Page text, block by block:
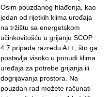
Osim pouzdanog hlađenja, kao
jedan od rijetkih klima uređaja
na tržištu sa energetskom
učinkovitošću u grijanju SCOP
4.7 pripada razredu A++, što ga
postavlja visoko u ponudi klima
uređaja za potrebe grijanja ili
dogrijavanja prostora. Na
pouzdan rad možete računati